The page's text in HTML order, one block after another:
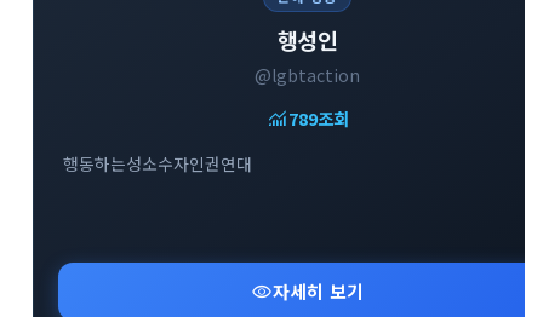
행성인
@lgbtaction
monitoring789조회
행동하는성소수자인권연대
visibility자세히 보기